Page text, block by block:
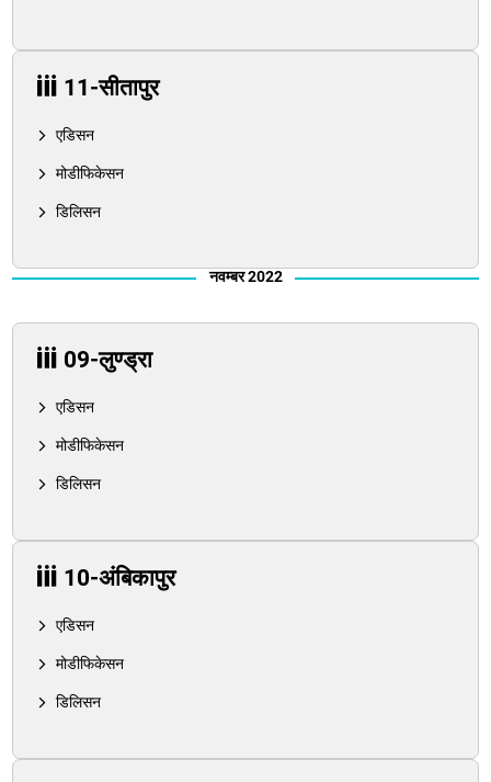
11-सीतापुर
एडिसन
मोडीफिकेसन
डिलिसन
नवम्बर 2022
09-लुण्ड्रा
एडिसन
मोडीफिकेसन
डिलिसन
10-अंबिकापुर
एडिसन
मोडीफिकेसन
डिलिसन